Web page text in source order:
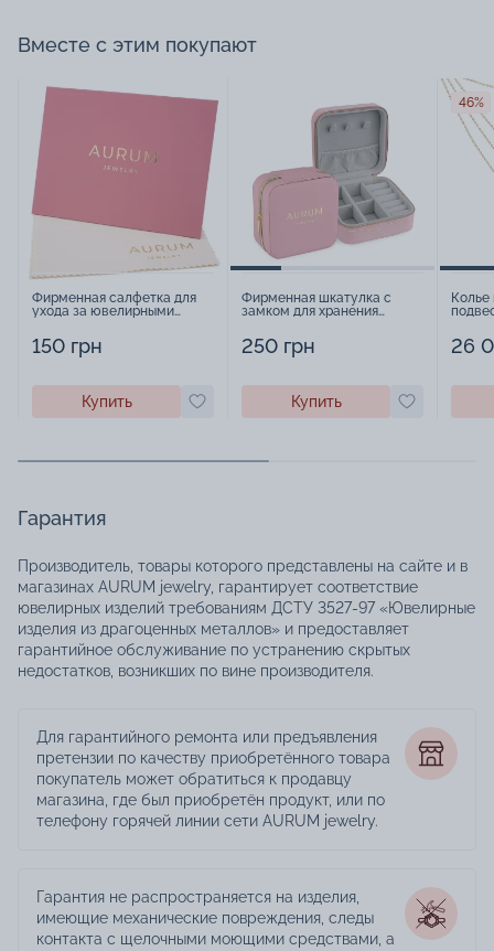
Вместе с этим покупают
Фирменная салфетка для
ухода за ювелирными
150 грн
Купить
Фирменная шкатулка с
замком для хранения
250 грн
Купить
46%
Колье
26
Гарантия
Производитель, товары которого представлены на сайте и в
магазинах AURUM jewelry, гарантирует соответствие
ювелирных изделий требованиям ДСТУ 3527-97 «Ювелирные
изделия из драгоценных металлов» и предоставляет
гарантийное обслуживание по устранению скрытых
недостатков, возникших по вине производителя.
Для гарантийного ремонта или предъявления
претензии по качеству приобретённого товара
покупатель может обратиться к продавцу
магазина, где был приобретён продукт, или по
телефону горячей линии сети AURUM jewelry.
Гарантия не распространяется на изделия,
имеющие механические повреждения, следы
контакта с щелочными моющими средствами, а